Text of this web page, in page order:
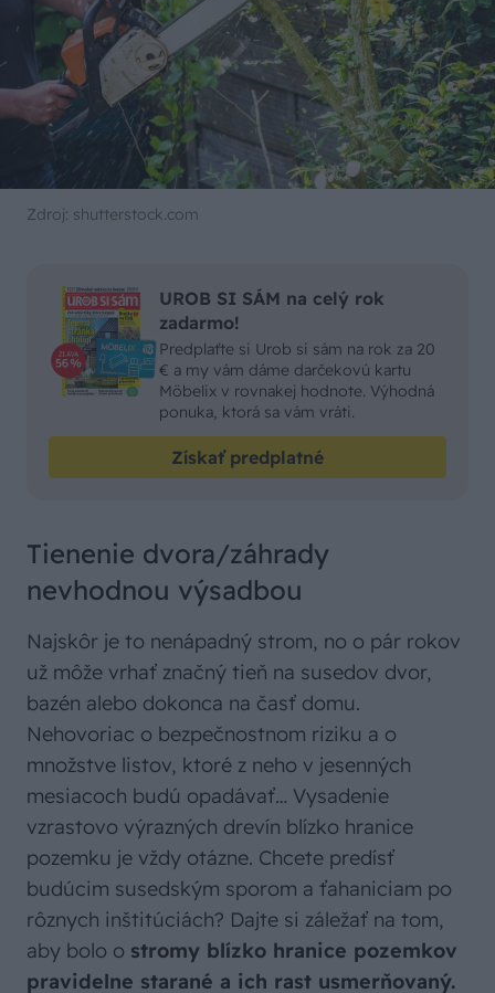
Zdroj: shutterstock.com
UROB SI SÁM na celý rok
zadarmo!
Predplaťte si Urob si sám na rok za 20
€ a my vám dáme darčekovú kartu
Möbelix v rovnakej hodnote. Výhodná
ponuka, ktorá sa vám vráti.
Získať predplatné
Tienenie dvora/záhrady
nevhodnou výsadbou
Najskôr je to nenápadný strom, no o pár rokov
už môže vrhať značný tieň na susedov dvor,
bazén alebo dokonca na časť domu.
Nehovoriac o bezpečnostnom riziku a o
množstve listov, ktoré z neho v jesenných
mesiacoch budú opadávať… Vysadenie
vzrastovo výrazných drevín blízko hranice
pozemku je vždy otázne. Chcete predísť
budúcim susedským sporom a ťahaniciam po
rôznych inštitúciách? Dajte si záležať na tom,
aby bolo o stromy blízko hranice pozemkov
pravidelne starané a ich rast usmerňovaný.